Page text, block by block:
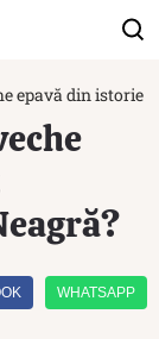
epavă din istorie
WHATSAPP